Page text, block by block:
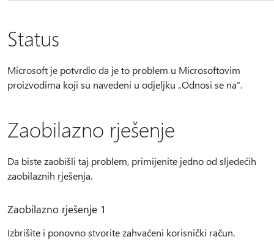
Status
Microsoft je potvrdio da je to problem u Microsoftovim
proizvodima koji su navedeni u odjeljku „Odnosi se na“.
Zaobilazno rješenje
Da biste zaobišli taj problem, primijenite jedno od sljedećih
zaobilaznih rješenja.
Zaobilazno rješenje 1
Izbrišite i ponovno stvorite zahvaćeni korisnički račun.